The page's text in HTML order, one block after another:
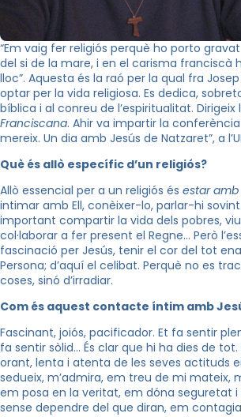
“Em vaig fer religiós perquè ho porto
del si de la mare, i en el carisma franciscà
lloc”. Aquesta és la raó per la qual fra
optar per la vida religiosa. Es dedica,
bíblica i al conreu de l’espiritualitat. Dirigeix
Franciscana. Ahir va impartir la conferència
mereix. Un dia amb Jesús de Natzaret”, a
Què és allò específic d’un religiós?
Allò essencial per a un religiós és estar amb
intimar amb Ell, conèixer-lo, parlar-hi
important compartir la vida dels pobres,
col·laborar a fer present el Regne… Però
fascinació per Jesús, tenir el cor del tot
Persona; d’aquí el celibat. Perquè no es
coses, sinó d’irradiar.
Com és aquest contacte íntim amb
Fascinant, joiós, pacificador. Et fa sentir
fa sentir sòlid… És clar que hi ha dies de
orant, lenta i atenta de les seves actituds
sedueix, m’admira, em treu de mi mateix,
em posa en la veritat, em dóna seguretat
sense dependre del que diran, em